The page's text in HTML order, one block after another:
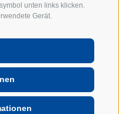
unten links klicken.
Gerät.